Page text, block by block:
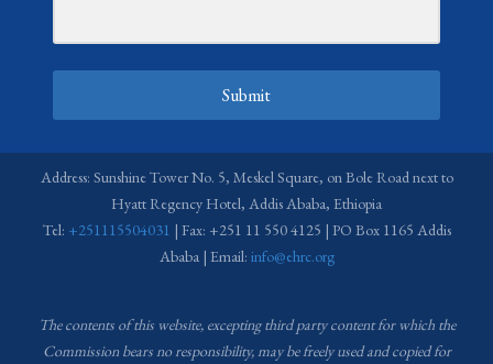
Submit
Address: Sunshine Tower No. 5, Meskel Square, on Bole Road next to
Hyatt Regency Hotel, Addis Ababa, Ethiopia
Tel: +251115504031 | Fax: +251 11 550 4125 | PO Box 1165 Addis
Ababa | Email: info@ehrc.org
The contents of this website, excepting third party content for which the
Commission bears no responsibility,may be freely used and copied for